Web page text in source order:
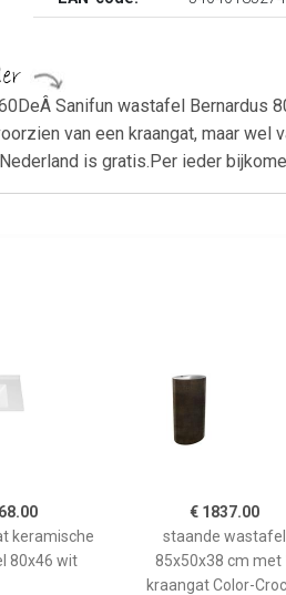
Sanifun wastafel Bernardus
van een kraangat, maar
is gratis.Per ieder
keramische
80x46 wit
€ 1837.00
staande wastafel
85x50x38 cm met
kraangat Color-